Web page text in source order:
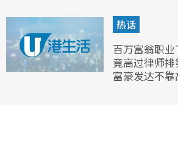
热话
百万富翁职
竟高过律师
富豪发达不靠